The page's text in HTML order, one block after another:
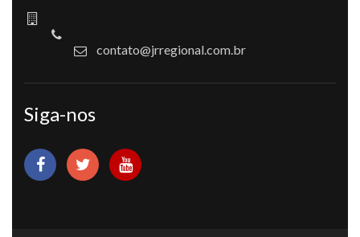
contato@jrregional.com.br
Siga-nos